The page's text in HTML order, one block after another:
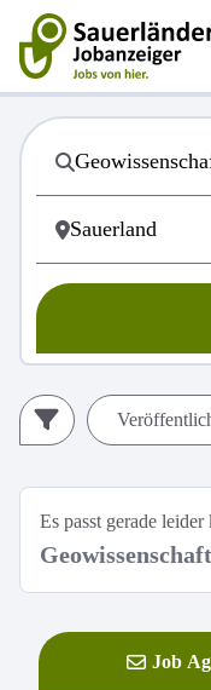
Es passt gerade
Job